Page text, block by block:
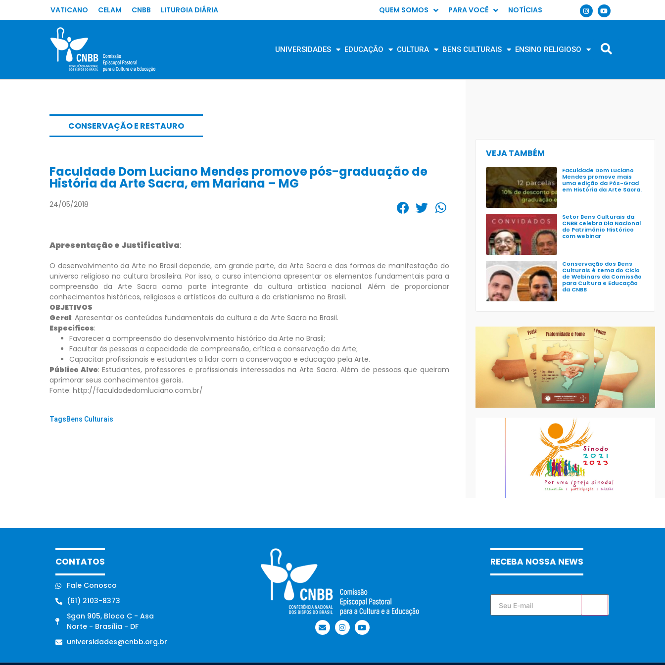
VATICANO CELAM CNBB LITURGIA DIÁRIA QUEM SOMOS PARA VOCÊ NOTÍCIAS
UNIVERSIDADES EDUCAÇÃO CULTURA BENS CULTURAIS ENSINO RELIGIOSO
CONSERVAÇÃO E RESTAURO
Faculdade Dom Luciano Mendes promove pós-graduação de
História da Arte Sacra, em Mariana – MG
24/05/2018
Apresentação e Justificativa:
O desenvolvimento da Arte no Brasil depende, em grande parte, da Arte Sacra e das formas de manifestação do
universo religioso na cultura brasileira. Por isso, o curso intenciona apresentar os elementos fundamentais para a
compreensão da Arte Sacra como parte integrante da cultura artística nacional. Além de proporcionar
conhecimentos históricos, religiosos e artísticos da cultura e do cristianismo no Brasil.
OBJETIVOS
Geral: Apresentar os conteúdos fundamentais da cultura e da Arte Sacra no Brasil.
Específicos:
Favorecer a compreensão do desenvolvimento histórico da Arte no Brasil;
Facultar às pessoas a capacidade de compreensão, crítica e conservação da Arte;
Capacitar profissionais e estudantes a lidar com a conservação e educação pela Arte.
Público Alvo: Estudantes, professores e profissionais interessados na Arte Sacra. Além de pessoas que queiram
aprimorar seus conhecimentos gerais.
Fonte: http://faculdadedomluciano.com.br/
Tags:Bens Culturais
VEJA TAMBÉM
Faculdade Dom Luciano
Mendes promove mais
uma edição da Pós-Grad
em História da Arte Sacra.
Setor Bens Culturais da
CNBB celebra Dia Nacional
do Patrimônio Histórico
com webinar
Conservação dos Bens
Culturais é tema do Ciclo
de Webinars da Comissão
para Cultura e Educação
da CNBB
CONTATOS
Fale Conosco
(61) 2103-8373
Sgan 905, Bloco C - Asa
Norte - Brasília - DF
universidades@cnbb.org.br
RECEBA NOSSA NEWS